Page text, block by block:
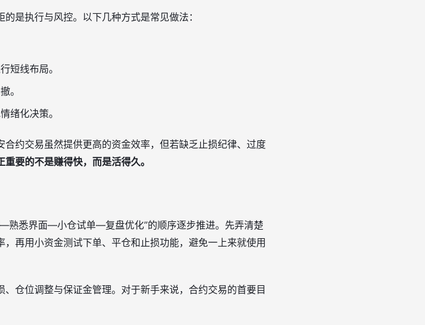
是执行与风控。以下几种方式是常见做法：
短线布局。
。
绪化决策。
约交易虽然提供更高的资金效率，但若缺乏止损纪律、过度
重要的不是赚得快，而是活得久。
熟悉界面—小仓试单—复盘优化”的顺序逐步推进。先弄清楚
再用小资金测试下单、平仓和止损功能，避免一上来就使用
仓位调整与保证金管理。对于新手来说，合约交易的首要目